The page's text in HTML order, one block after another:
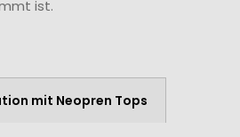
ist.
mit Neopren Tops